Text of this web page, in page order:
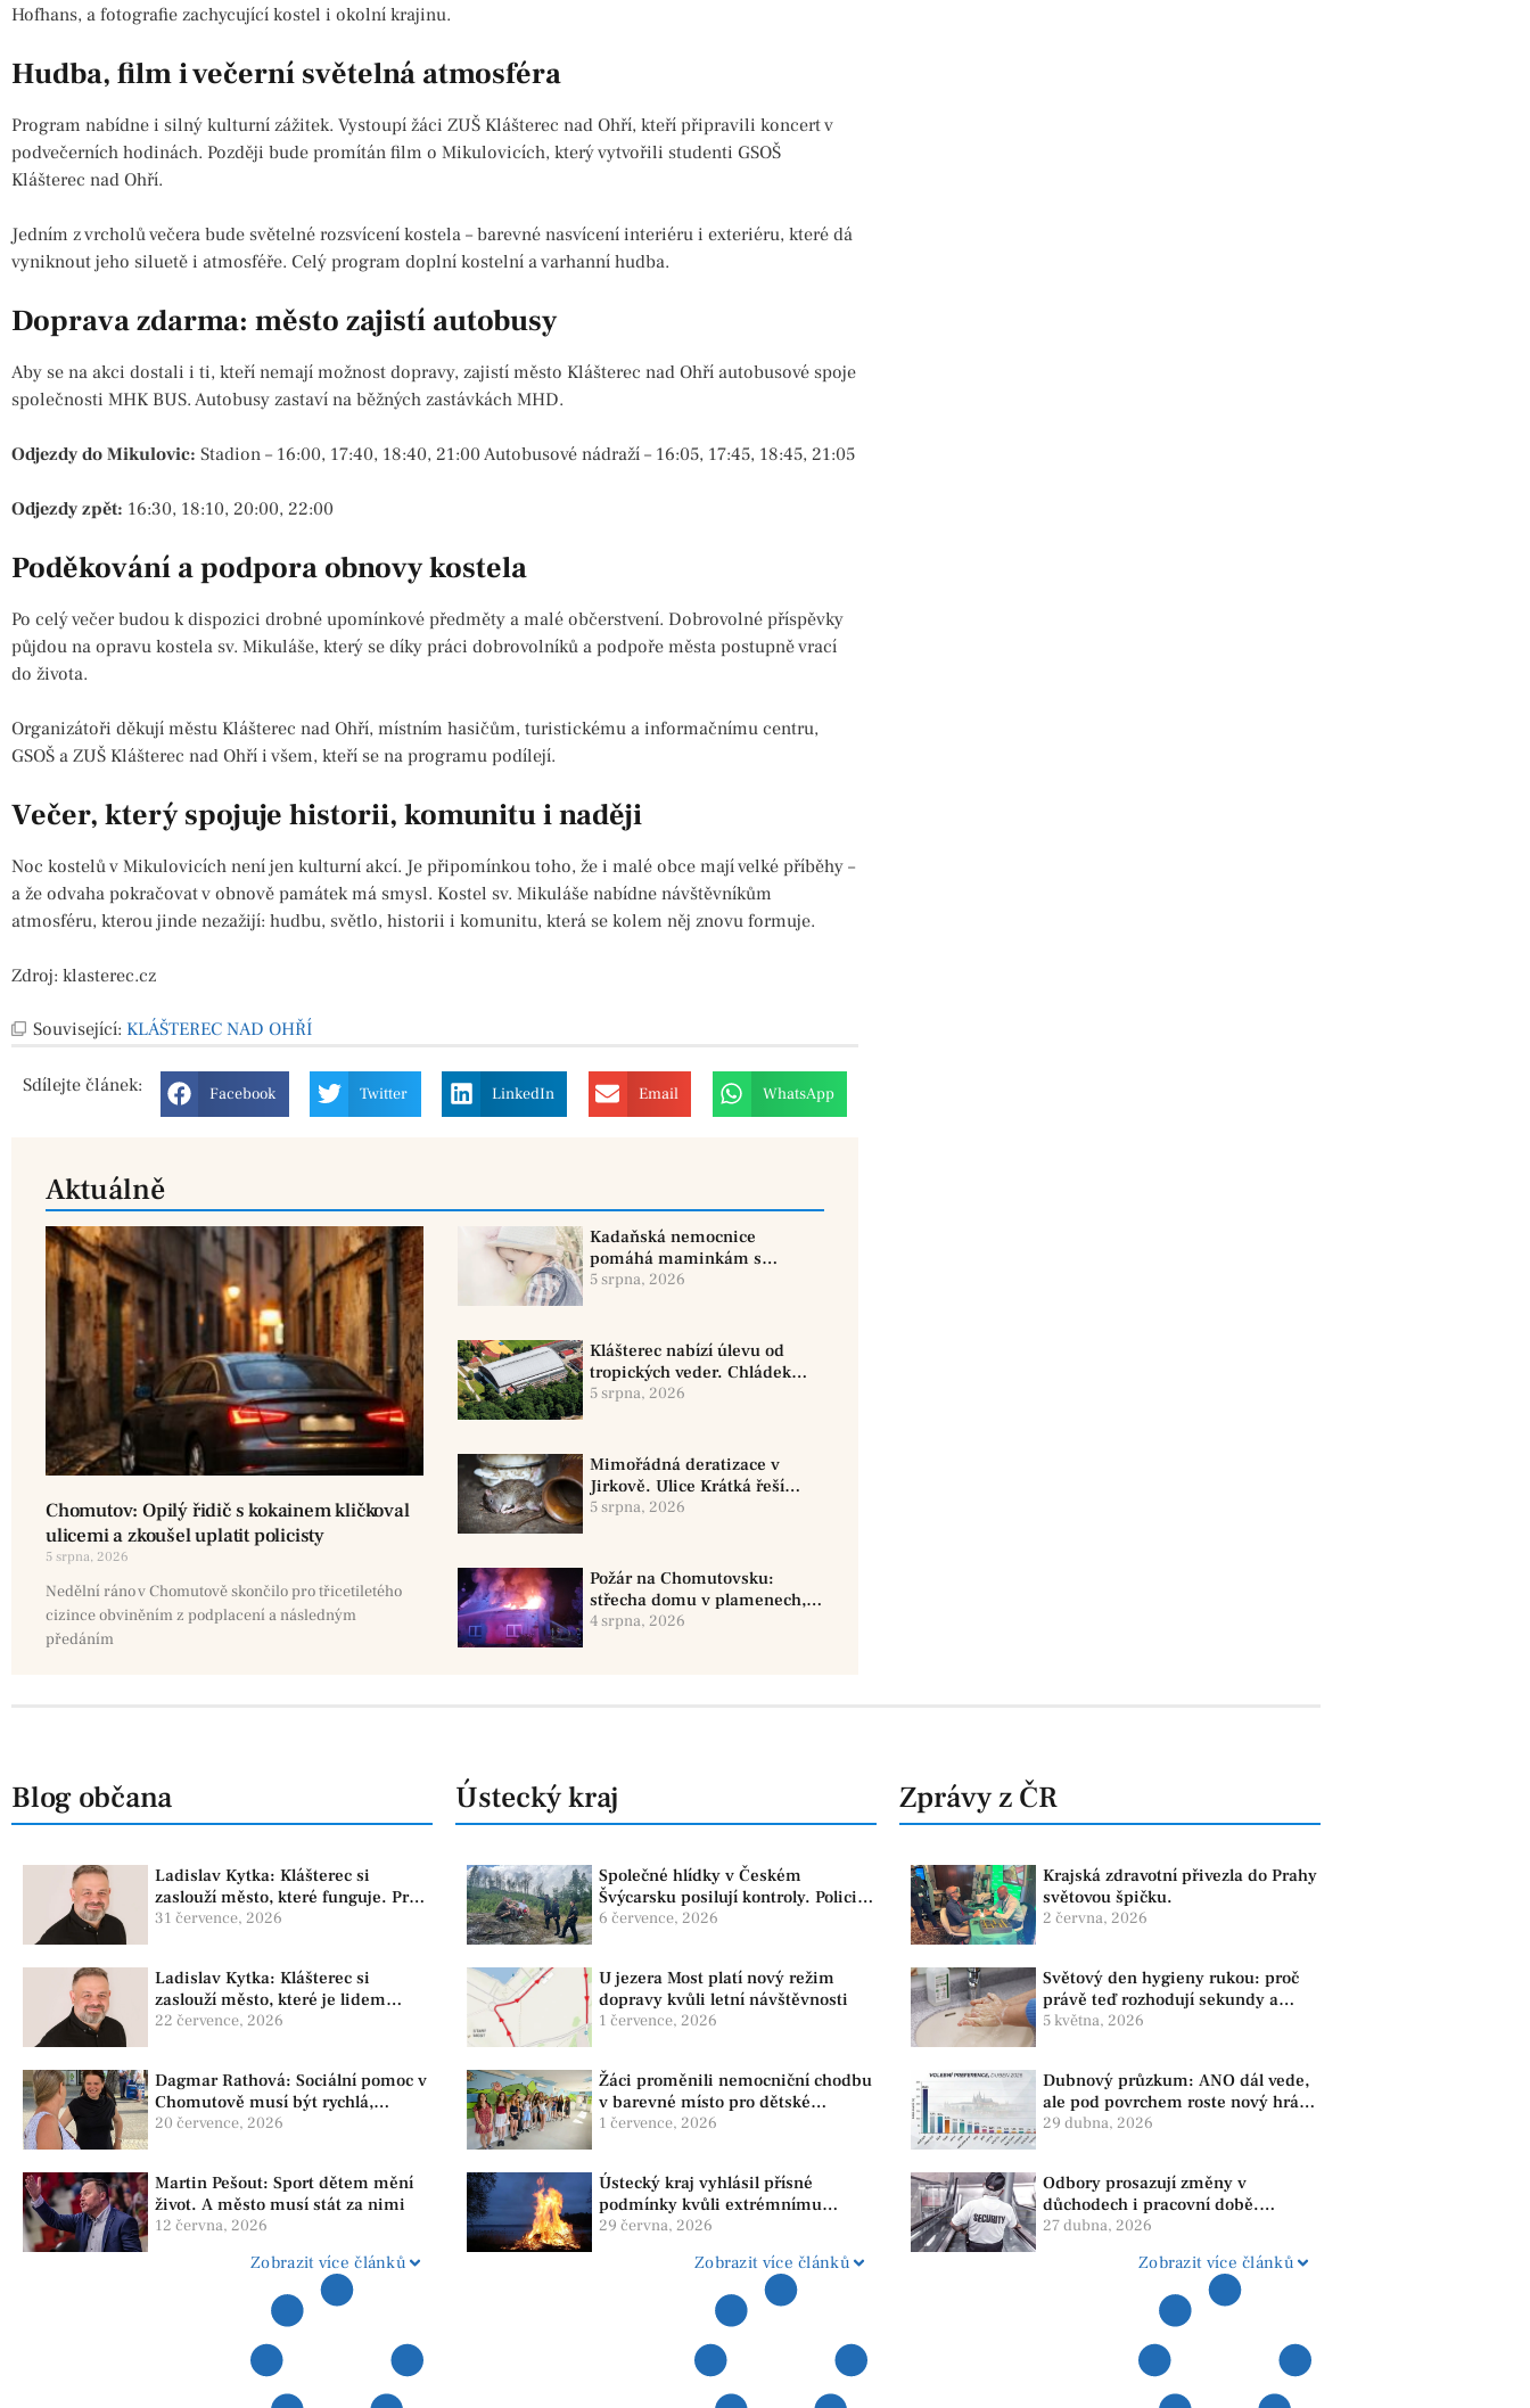
Hofhans, a fotografie zachycující kostel i okolní krajinu.
Hudba, film i večerní světelná atmosféra
Program nabídne i silný kulturní zážitek. Vystoupí žáci ZUŠ Klášterec nad Ohří, kteří připravili koncert v
podvečerních hodinách. Později bude promítán film o Mikulovicích, který vytvořili studenti GSOŠ
Klášterec nad Ohří.
Jedním z vrcholů večera bude světelné rozsvícení kostela – barevné nasvícení interiéru i exteriéru, které dá
vyniknout jeho siluetě i atmosféře. Celý program doplní kostelní a varhanní hudba.
Doprava zdarma: město zajistí autobusy
Aby se na akci dostali i ti, kteří nemají možnost dopravy, zajistí město Klášterec nad Ohří autobusové spoje
společnosti MHK BUS. Autobusy zastaví na běžných zastávkách MHD.
Odjezdy do Mikulovic: Stadion – 16:00, 17:40, 18:40, 21:00 Autobusové nádraží – 16:05, 17:45, 18:45, 21:05
Odjezdy zpět: 16:30, 18:10, 20:00, 22:00
Poděkování a podpora obnovy kostela
Po celý večer budou k dispozici drobné upomínkové předměty a malé občerstvení. Dobrovolné příspěvky
půjdou na opravu kostela sv. Mikuláše, který se díky práci dobrovolníků a podpoře města postupně vrací
do života.
Organizátoři děkují městu Klášterec nad Ohří, místním hasičům, turistickému a informačnímu centru,
GSOŠ a ZUŠ Klášterec nad Ohří i všem, kteří se na programu podílejí.
Večer, který spojuje historii, komunitu i naději
Noc kostelů v Mikulovicích není jen kulturní akcí. Je připomínkou toho, že i malé obce mají velké příběhy –
a že odvaha pokračovat v obnově památek má smysl. Kostel sv. Mikuláše nabídne návštěvníkům
atmosféru, kterou jinde nezažijí: hudbu, světlo, historii i komunitu, která se kolem něj znovu formuje.
Zdroj: klasterec.cz
Související: KLÁŠTEREC NAD OHŘÍ
Sdílejte článek: Facebook Twitter LinkedIn Email WhatsApp
Aktuálně
Chomutov: Opilý řidič s kokainem kličkoval
ulicemi a zkoušel uplatit policisty
5 srpna, 2026
Nedělní ráno v Chomutově skončilo pro třicetiletého
cizince obviněním z podplacení a následným
předáním
Kadaňská nemocnice
pomáhá maminkám s
kojením. Podpora začíná už
5 srpna, 2026
Klášterec nabízí úlevu od
tropických veder. Chládek
zimního stadionu pomůže
5 srpna, 2026
Mimořádná deratizace v
Jirkově. Ulice Krátká řeší
zvýšený výskyt hlodavců
5 srpna, 2026
Požár na Chomutovsku:
střecha domu v plamenech,
škoda 1,4 milionu
4 srpna, 2026
Blog občana
Ladislav Kytka: Klášterec si
zaslouží město, které funguje. Proto
předkládáme program, který řeší
31 července, 2026
Ladislav Kytka: Klášterec si
zaslouží město, které je lidem
nablízku
22 července, 2026
Dagmar Rathová: Sociální pomoc v
Chomutově musí být rychlá,
srozumitelná a férová. Ne udržovat
20 července, 2026
Martin Pešout: Sport dětem mění
život. A město musí stát za nimi
12 června, 2026
Zobrazit více článků
Ústecký kraj
Společné hlídky v Českém
Švýcarsku posilují kontroly. Policie
dohlíží na bezpečnost i ochranu
6 července, 2026
U jezera Most platí nový režim
dopravy kvůli letní návštěvnosti
1 července, 2026
Žáci proměnili nemocniční chodbu
v barevné místo pro dětské
pacienty
1 července, 2026
Ústecký kraj vyhlásil přísné
podmínky kvůli extrémnímu
suchu. Platí zákaz ohňů i
29 června, 2026
Zobrazit více článků
Zprávy z ČR
Krajská zdravotní přivezla do Prahy
světovou špičku.
2 června, 2026
Světový den hygieny rukou: proč
právě teď rozhodují sekundy a
správné mytí rukou
5 května, 2026
Dubnový průzkum: ANO dál vede,
ale pod povrchem roste nový hráč.
Strana PRO se drží nejvýš mezi
29 dubna, 2026
Odbory prosazují změny v
důchodech i pracovní době.
Dopady pocítí i lidé v našem
27 dubna, 2026
Zobrazit více článků